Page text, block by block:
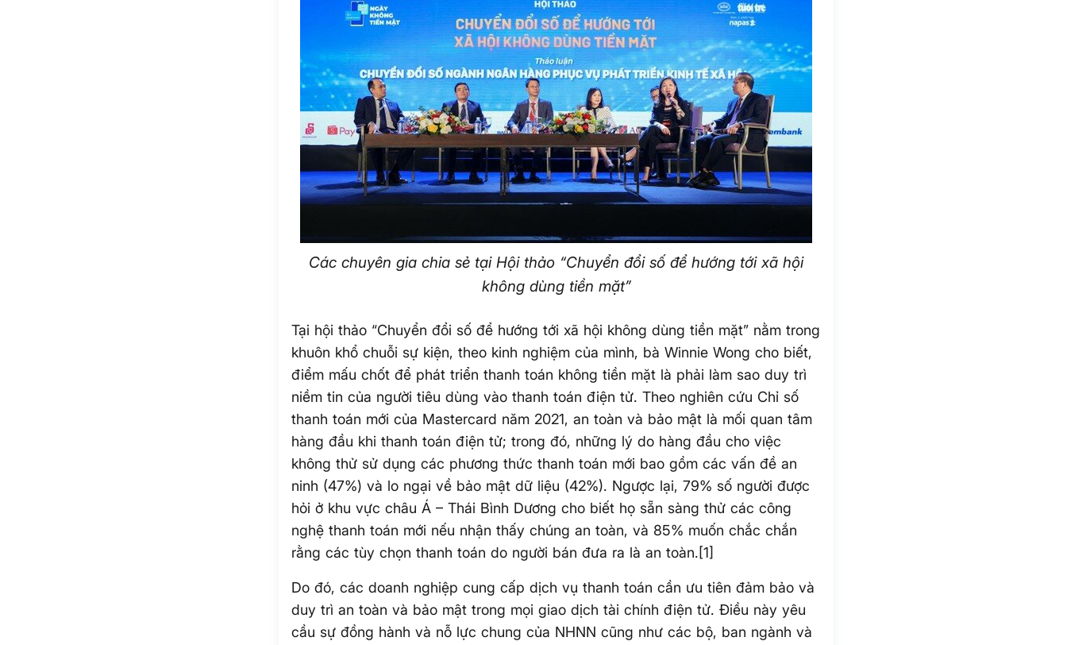
Các chuyên gia chia sẻ tại Hội thảo “Chuyển đổi số để hướng tới xã hội
không dùng tiền mặt”
Tại hội thảo “Chuyển đổi số để hướng tới xã hội không dùng tiền mặt” nằm trong
khuôn khổ chuỗi sự kiện, theo kinh nghiệm của mình, bà Winnie Wong cho biết,
điểm mấu chốt để phát triển thanh toán không tiền mặt là phải làm sao duy trì
niềm tin của người tiêu dùng vào thanh toán điện tử. Theo nghiên cứu Chỉ số
thanh toán mới của Mastercard năm 2021, an toàn và bảo mật là mối quan tâm
hàng đầu khi thanh toán điện tử; trong đó, những lý do hàng đầu cho việc
không thử sử dụng các phương thức thanh toán mới bao gồm các vấn đề an
ninh (47%) và lo ngại về bảo mật dữ liệu (42%). Ngược lại, 79% số người được
hỏi ở khu vực châu Á – Thái Bình Dương cho biết họ sẵn sàng thử các công
nghệ thanh toán mới nếu nhận thấy chúng an toàn, và 85% muốn chắc chắn
rằng các tùy chọn thanh toán do người bán đưa ra là an toàn.[1]
Do đó, các doanh nghiệp cung cấp dịch vụ thanh toán cần ưu tiên đảm bảo và
duy trì an toàn và bảo mật trong mọi giao dịch tài chính điện tử. Điều này yêu
cầu sự đồng hành và nỗ lực chung của NHNN cũng như các bộ, ban ngành và